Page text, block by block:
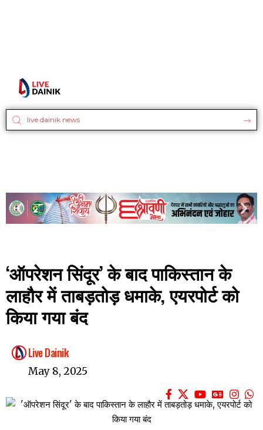
‘ऑपरेशन सिंदूर’ के बाद पाकिस्तान के
लाहौर में ताबड़तोड़ धमाके, एयरपोर्ट को
किया गया बंद
Live Dainik
May 8, 2025